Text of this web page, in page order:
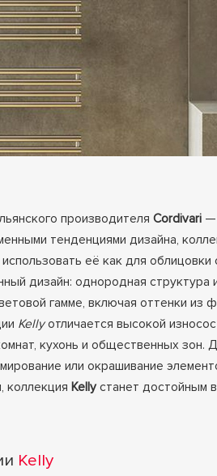
производителя Cordivari—
тенденциями дизайна,
её как для
дизайн: однородная
гамме, включая оттенки из
Kellyотличается высокой
кухонь и общественных зон.
или окрашивание
коллекция Kellyстанет достойным
Kelly